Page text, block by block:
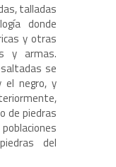
talladas
donde
y otras
y armas.
se
el negro, y
de piedras
del